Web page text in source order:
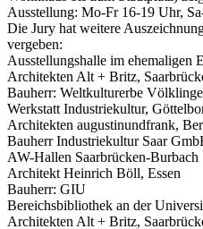
Ausstellung: Mo-Fr 16-19 Uhr,
Die Jury hat weitere
vergeben:
Ausstellungshalle im ehemaligen
Architekten Alt + Britz,
Bauherr: Weltkulturerbe
Werkstatt Industriekultur,
Architekten augustinundfrank,
Bauherr Industriekultur Saar
AW-Hallen Saarbrücken-Burbach
Architekt Heinrich Böll, Essen
Bauherr: GIU
Bereichsbibliothek an der
Architekten Alt + Britz,